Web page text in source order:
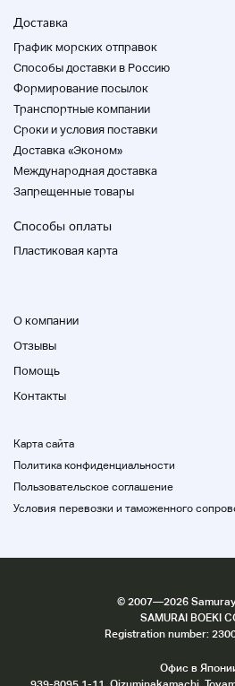
Если срок платежа истек
течение одной недели после
Доставка
График морских отправок
Способы доставки в Россию
Формирование посылок
Транспортные компании
Cроки и условия поставки
Доставка «Эконом»
Международная доставка
Запрещенные товары
Способы оплаты
Пластиковая карта
О компании
Отзывы
Помощь
Контакты
Карта сайта
Политика конфиденциальности
Пользовательское соглашение
Условия перевозки и таможенного
© 2007—2026
SAMURAI BOEKI
Registration number:
Офис в